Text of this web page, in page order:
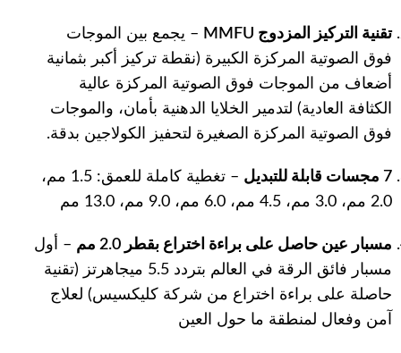
تقنية التركيز المزدوج MMFU
– يجمع بين الموجات
فوق الصوتية المركزة الكبيرة (نقطة تركيز أكبر بثمانية
أضعاف من الموجات فوق الصوتية المركزة عالية
الكثافة العادية) لتدمير الخلايا الدهنية بأمان، والموجات
فوق الصوتية المركزة الصغيرة لتحفيز الكولاجين بدقة.
7 مجسات قابلة للتبديل
– تغطية كاملة للعمق: 1.5 مم،
2.0 مم، 3.0 مم، 4.5 مم، 6.0 مم، 9.0 مم، 13.0 مم
مسبار عين حاصل على براءة اختراع بقطر 2.0 مم
– أول
مسبار فائق الرقة في العالم بتردد 5.5 ميجاهرتز (تقنية
حاصلة على براءة اختراع من شركة كليكسيس) لعلاج
آمن وفعال لمنطقة ما حول العين